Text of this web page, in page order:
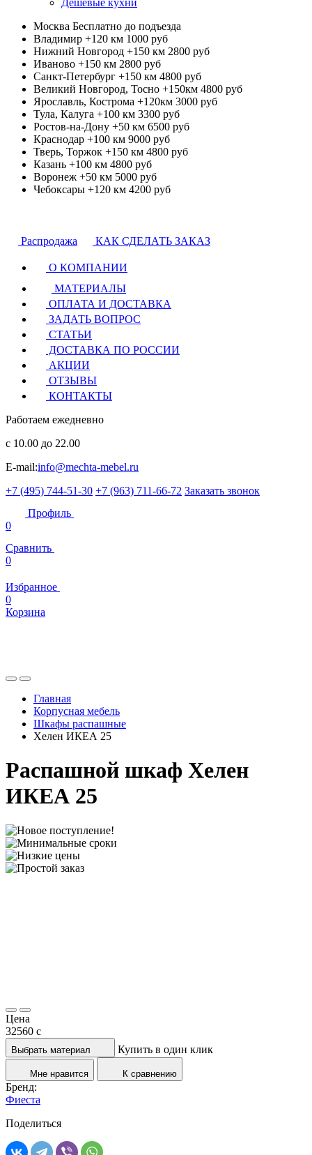
Дешевые кухни
Москва Бесплатно до подъезда
Владимир +120 км 1000 руб
Нижний Новгород +150 км 2800 руб
Иваново +150 км 2800 руб
Санкт-Петербург +150 км 4800 руб
Великий Новгород, Тосно +150км 4800 руб
Ярославль, Кострома +120км 3000 руб
Тула, Калуга +100 км 3300 руб
Ростов-на-Дону +50 км 6500 руб
Краснодар +100 км 9000 руб
Тверь, Торжок +150 км 4800 руб
Казань +100 км 4800 руб
Воронеж +50 км 5000 руб
Чебоксары +120 км 4200 руб
Распродажа КАК СДЕЛАТЬ ЗАКАЗ
О КОМПАНИИ
МАТЕРИАЛЫ
ОПЛАТА И ДОСТАВКА
ЗАДАТЬ ВОПРОС
СТАТЬИ
ДОСТАВКА ПО РОССИИ
АКЦИИ
ОТЗЫВЫ
КОНТАКТЫ
Работаем ежедневно
с 10.00 до 22.00
E-mail:info@mechta-mebel.ru
+7 (495) 744-51-30 +7 (963) 711-66-72 Заказать звонок
Профиль
0
Сравнить
0
Избранное
0
Корзина
Главная
Корпусная мебель
Шкафы распашные
Хелен ИКЕА 25
Распашной шкаф Хелен
ИКЕА 25
Цена
32560 c
Выбрать материал Купить в один клик
Мне нравится К сравнению
Бренд:
Фиеста
Поделиться